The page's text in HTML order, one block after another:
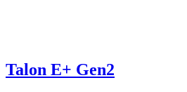
Talon E+ Gen2